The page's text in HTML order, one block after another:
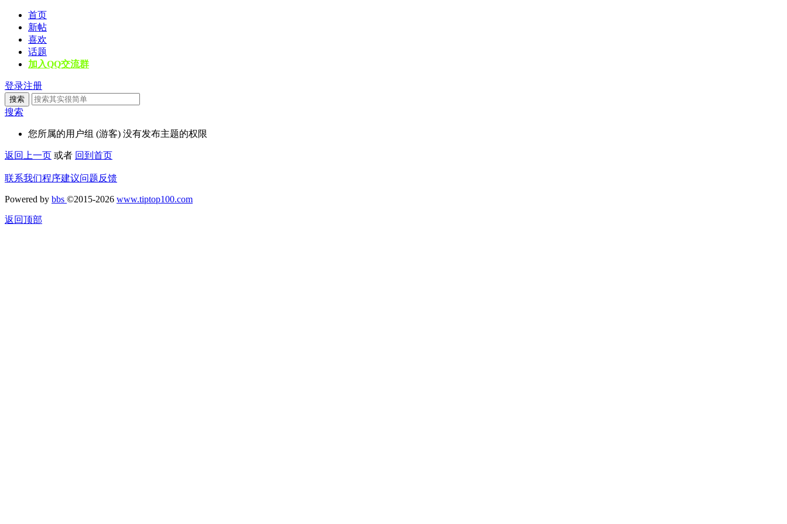
首页
新帖
喜欢
话题
加入QQ交流群
登录注册
搜索
搜索
您所属的用户组 (游客) 没有发布主题的权限
返回上一页 或者 回到首页
联系我们程序建议问题反馈
Powered by bbs ©2015-2026 www.tiptop100.com
返回顶部